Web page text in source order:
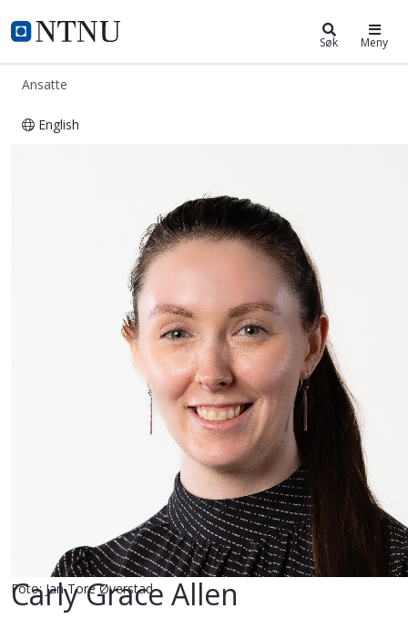
NTNU Hjemmeside
ntnu.no Søk Meny
Ansatte
English
Foto: Jan Tore Øverstad
Carly Grace Allen